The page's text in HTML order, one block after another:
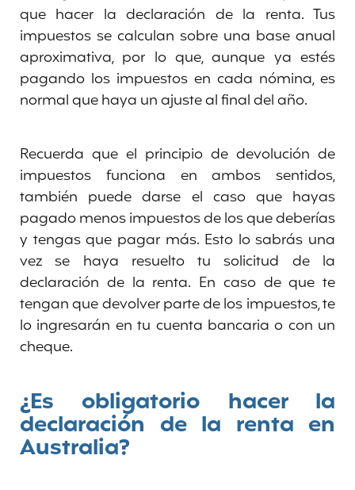
que hacer la declaración de la renta. Tus
impuestos se calculan sobre una base anual
aproximativa, por lo que, aunque ya estés
pagando los impuestos en cada nómina, es
normal que haya un ajuste al final del año.
Recuerda que el principio de devolución de
impuestos funciona en ambos sentidos,
también puede darse el caso que hayas
pagado menos impuestos de los que deberías
y tengas que pagar más. Esto lo sabrás una
vez se haya resuelto tu solicitud de la
declaración de la renta. En caso de que te
tengan que devolver parte de los impuestos, te
lo ingresarán en tu cuenta bancaria o con un
cheque.
¿Es obligatorio hacer la
declaración de la renta en
Australia?